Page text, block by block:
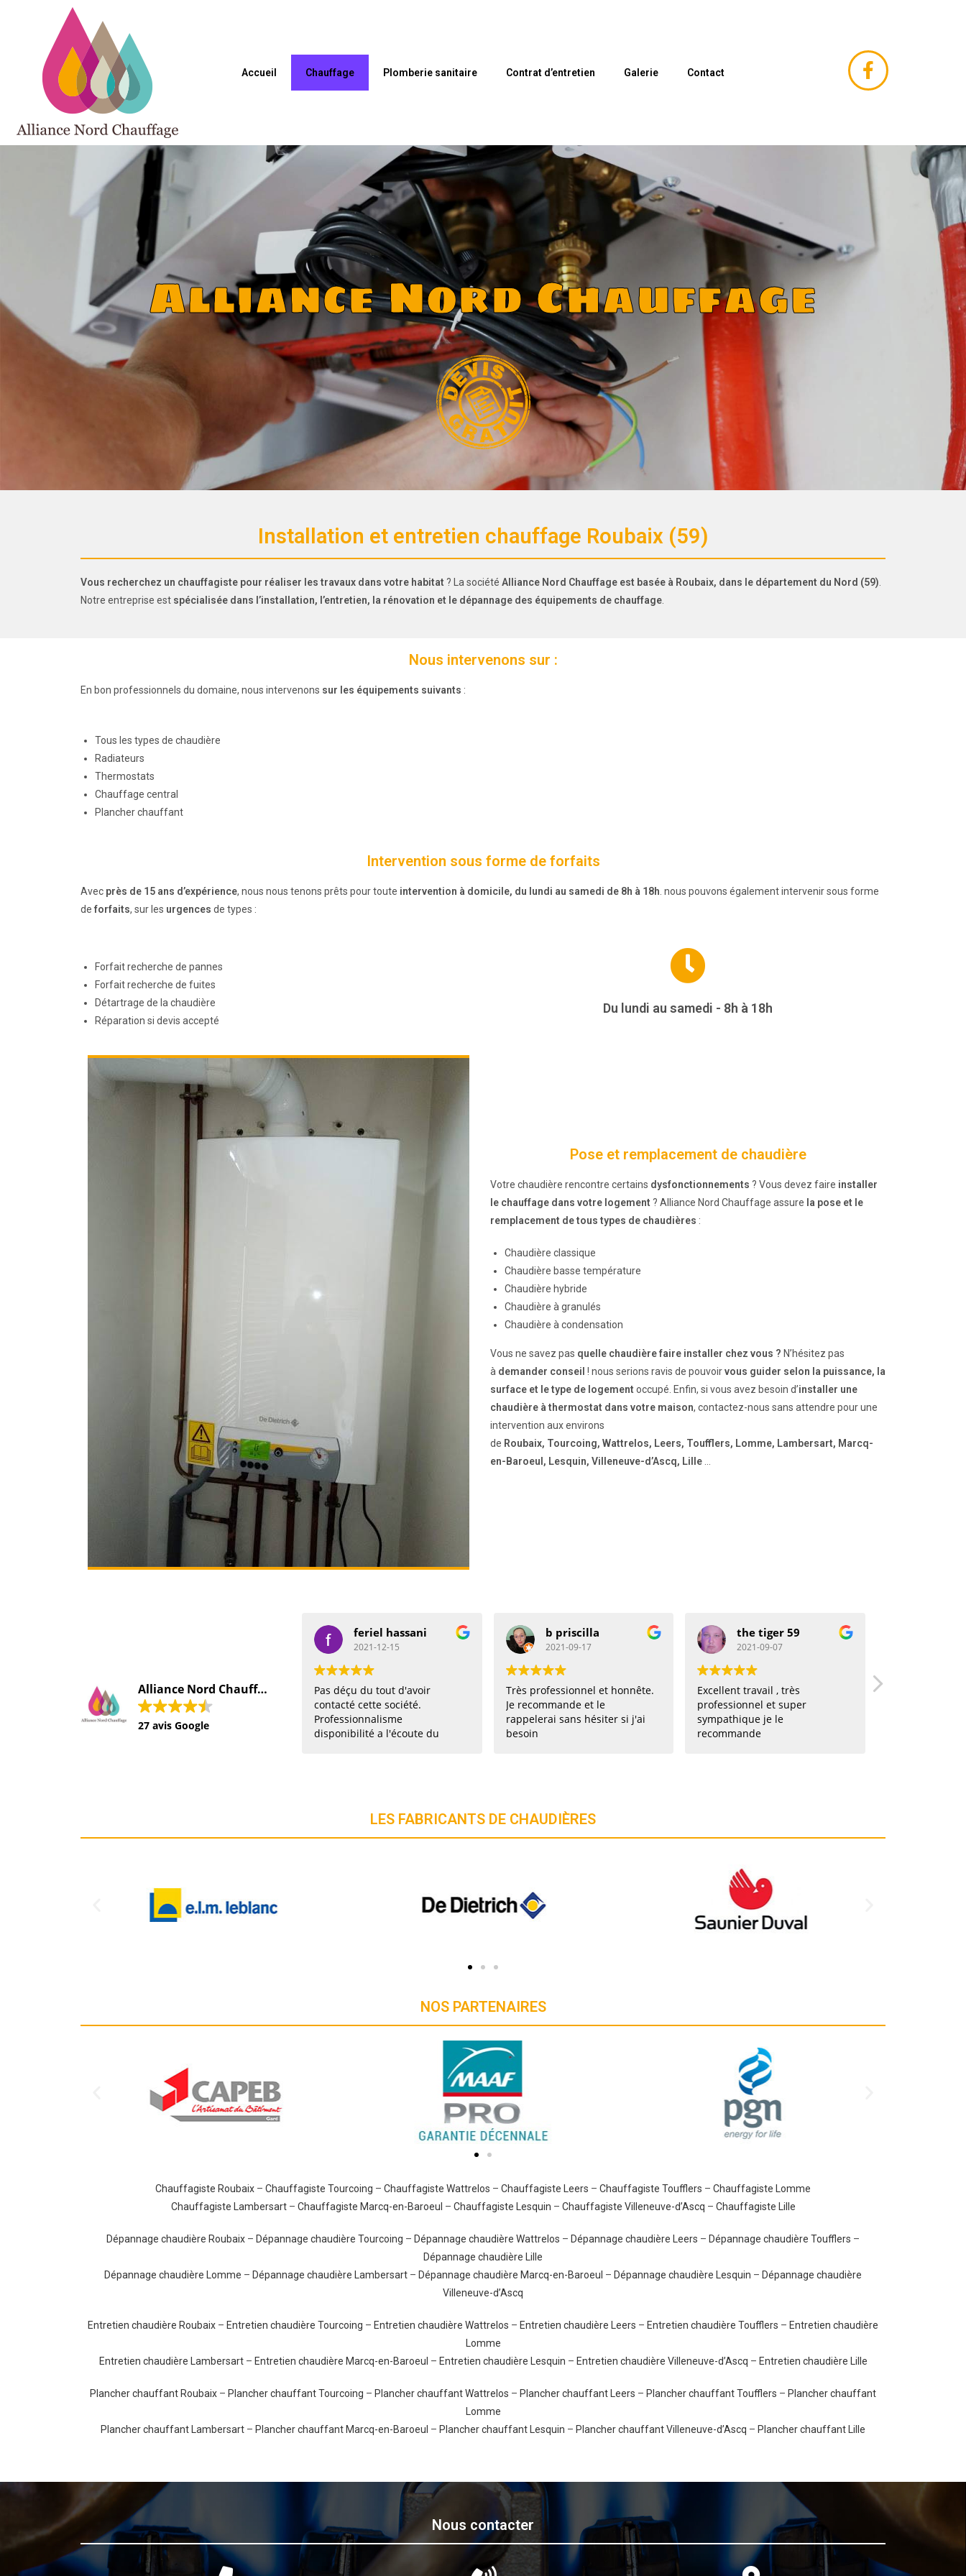
Accueil Chauffage Plomberie sanitaire Contrat d’entretien Galerie Contact
Alliance Nord Chauffage
Installation et entretien chauffage Roubaix (59)
Vous recherchez un chauffagiste pour réaliser les travaux dans votre habitat ? La société Alliance Nord Chauffage est basée à Roubaix, dans le département du Nord (59)
Notre entreprise est spécialisée dans l’installation, l’entretien, la rénovation et le dépannage des équipements de chauffage
Nous intervenons sur :
En bon professionnels du domaine, nous intervenons sur les équipements suivants :
Tous les types de chaudière
Radiateurs
Thermostats
Chauffage central
Plancher chauffant
Intervention sous forme de forfaits
Avec près de 15 ans d’expérience, nous nous tenons prêts pour toute intervention à domicile, du lundi au samedi de 8h à 18h . nous pouvons également intervenir sous forme
de forfaits, sur les urgences de types :
Forfait recherche de pannes
Forfait recherche de fuites
Détartrage de la chaudière
Réparation si devis accepté
Du lundi au samedi - 8h à 18h
Pose et remplacement de chaudière
Votre chaudière rencontre certains dysfonctionnements ? Vous devez faire installer
le chauffage dans votre logement ? Alliance Nord Chauffage assure la pose et le
remplacement de tous types de chaudières :
Chaudière classique
Chaudière basse température
Chaudière hybride
Chaudière à granulés
Chaudière à condensation
Vous ne savez pas quelle chaudière faire installer chez vous ? N’hésitez pas
à demander conseil ! nous serions ravis de pouvoirvous guider selon la puissance, la
surface et le type de logement occupé. Enfin, si vous avez besoin d’installer une
chaudière à thermostat dans votre maison, contactez-nous sans attendre pour une
intervention aux environs
de Roubaix, Tourcoing, Wattrelos, Leers, Toufflers, Lomme, Lambersart, Marcq-
en-Baroeul, Lesquin, Villeneuve-d’Ascq, Lille
Alliance Nord Chauffage SARL
27 avis Google
feriel hassani
2021-12-15
Pas déçu du tout d'avoir
contacté cette société.
Professionnalisme
disponibilité a l'écoute du
b priscilla
2021-09-17
Très professionnel et honnête.
Je recommande et le
rappelerai sans hésiter si j'ai
besoin
the tiger 59
2021-09-07
Excellent travail , très
professionnel et super
sympathique je le
recommande
Mon héros ! Appel
LES FABRICANTS DE CHAUDIÈRES
NOS PARTENAIRES
Chauffagiste Roubaix – Chauffagiste Tourcoing – Chauffagiste Wattrelos – Chauffagiste Leers – Chauffagiste Toufflers – Chauffagiste Lomme
Chauffagiste Lambersart– Chauffagiste Marcq-en-Baroeul – Chauffagiste Lesquin – Chauffagiste Villeneuve-d’Ascq – Chauffagiste Lille
Dépannage chaudière Roubaix – Dépannage chaudière Tourcoing – Dépannage chaudière Wattrelos – Dépannage chaudière Leers – Dépannage chaudière Toufflers –
Dépannage chaudière Lille
Dépannage chaudière Lomme – Dépannage chaudière Lambersart – Dépannage chaudière Marcq-en-Baroeul – Dépannage chaudière Lesquin – Dépannage chaudière
Villeneuve-d’Ascq
Entretien chaudière Roubaix – Entretien chaudière Tourcoing – Entretien chaudière Wattrelos – Entretien chaudière Leers – Entretien chaudière Toufflers – Entretien chaudière
Lomme
Entretien chaudière Lambersart– Entretien chaudière Marcq-en-Baroeul – Entretien chaudière Lesquin – Entretien chaudière Villeneuve-d’Ascq – Entretien chaudière Lille
Plancher chauffant Roubaix – Plancher chauffant Tourcoing – Plancher chauffant Wattrelos – Plancher chauffant Leers – Plancher chauffant Toufflers – Plancher chauffant
Lomme
Plancher chauffant Lambersart – Plancher chauffant Marcq-en-Baroeul – Plancher chauffant Lesquin – Plancher chauffant Villeneuve-d’Ascq – Plancher chauffant Lille
Nous contacter